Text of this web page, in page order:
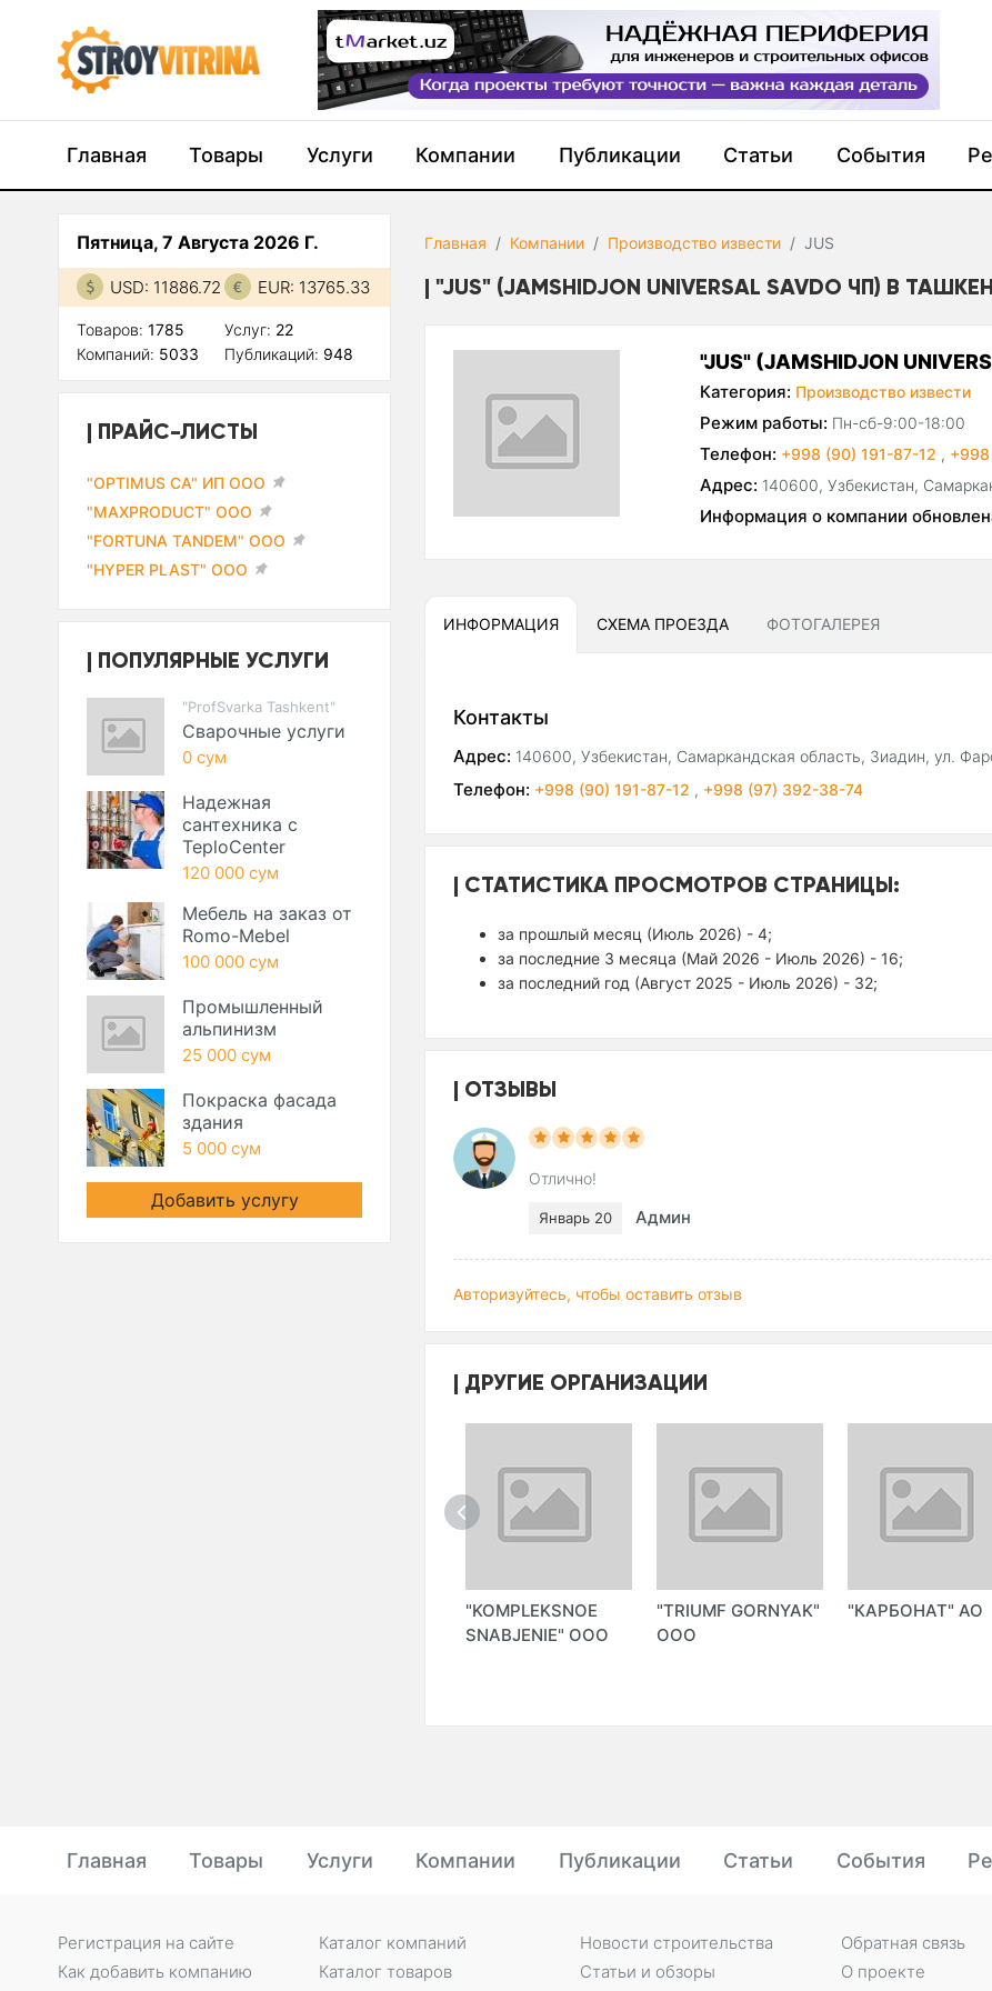
Главная Товары Услуги Компании Публикации Статьи События
Главная Компании Производство извести JUS
"JUS" (JAMSHIDJON UNIVERSAL SAVDO ЧП) В
"JUS" (JAMSHIDJON
Категория: Производство извести
Режим работы: Пн-сб-9:00-18:00
Телефон: +998 (90) 191-87-12 ,
Адрес: 140600, Узбекистан,
Информация о компании
ИНФОРМАЦИЯ СХЕМА ПРОЕЗДА ФОТОГАЛЕРЕЯ
Контакты
Адрес: 140600, Узбекистан, Самаркандская область, Зиадин, ул.
Телефон: +998 (90) 191-87-12 , +998 (97) 392-38-74
СТАТИСТИКА ПРОСМОТРОВ СТРАНИЦЫ:
за прошлый месяц (Июль 2026) - 4;
за последние 3 месяца (Май 2026 - Июль 2026) - 16;
за последний год (Август 2025 - Июль 2026) - 32;
ОТЗЫВЫ
Отлично!
Январь 20 Админ
Авторизуйтесь, чтобы оставить отзыв
ДРУГИЕ ОРГАНИЗАЦИИ
"KOMPLEKSNOE
SNABJENIE" ООО
"TRIUMF GORNYAK"
ООО
"КАРБОНАТ" АО
Пятница, 7 Августа 2026 Г.
USD: 11886.72 EUR: 13765.33
Товаров: 1785
Компаний: 5033
Услуг: 22
Публикаций: 948
ПРАЙС-ЛИСТЫ
"OPTIMUS CA" ИП ООО
"MAXPRODUCT" ООО
"FORTUNA TANDEM" ООО
"HYPER PLAST" ООО
ПОПУЛЯРНЫЕ УСЛУГИ
"ProfSvarka Tashkent"
Сварочные услуги
0 сум
Надежная
сантехника с
TeploCenter
120 000 сум
Мебель на заказ от
Romo-Mebel
100 000 сум
Промышленный
альпинизм
25 000 сум
Покраска фасада
здания
5 000 сум
Добавить услугу
Главная Товары Услуги Компании Публикации Статьи События
Регистрация на сайте
Как добавить компанию
Каталог компаний
Каталог товаров
Новости строительства
Статьи и обзоры
Обратная связь
О проекте